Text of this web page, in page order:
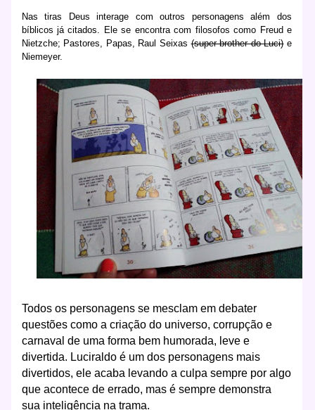
Nas tiras Deus interage com outros personagens além dos
bíblicos já citados. Ele se encontra com filosofos como Freud e
Nietzche; Pastores, Papas, Raul Seixas(super brother do Luci)e
Niemeyer.
Todos os personagens se mesclam em debater
questões como a criação do universo, corrupção e
carnaval de uma forma bem humorada, leve e
divertida. Luciraldo é um dos personagens mais
divertidos, ele acaba levando a culpa sempre por algo
que acontece de errado, mas é sempre demonstra
sua inteligência na trama.